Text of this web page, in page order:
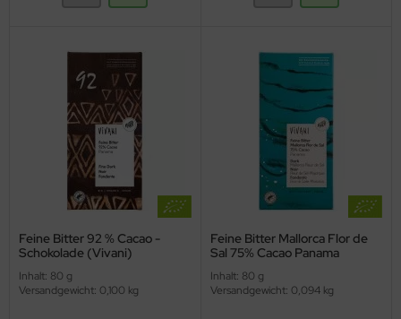
Feine Bitter 92 % Cacao -
Schokolade (Vivani)
Inhalt: 80 g
Versandgewicht: 0,100 kg
Feine Bitter Mallorca Flor de
Sal 75% Cacao Panama
Inhalt: 80 g
Versandgewicht: 0,094 kg